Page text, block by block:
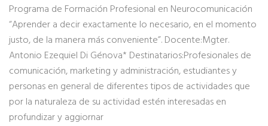
Programa de Formación Profesional en Neurocomunicación
“Aprender a decir exactamente lo necesario, en el momento
justo, de la manera más conveniente”. Docente:Mgter.
Antonio Ezequiel Di Génova* Destinatarios:Profesionales de
comunicación, marketing y administración, estudiantes y
personas en general de diferentes tipos de actividades que
por la naturaleza de su actividad estén interesadas en
profundizar y aggiornar